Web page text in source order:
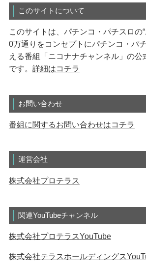
このサイトについて
このサイトは、パチンコ・パチスロの
0万通りをコンセプトにパチンコ・パ
える番組「ニコナナチャンネル」の公
です。 詳細はコチラ
お問い合わせ
番組に関するお問い合わせはコチラ
運営会社
株式会社プロテラス
関連YouTubeチャンネル
株式会社プロテラスYouTube
株式会社テラスホールディングス